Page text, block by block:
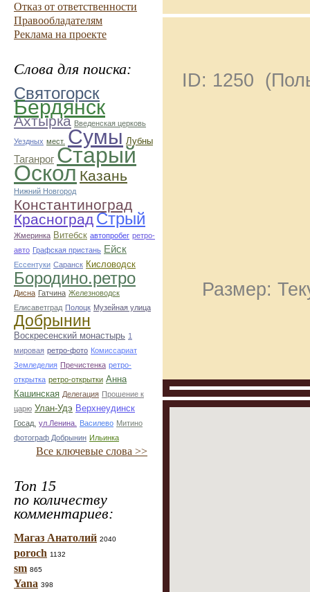
Отказ от ответственности
Правообладателям
Реклама на проекте
Слова для поиска:
Святогорск
Бердянск
Ахтырка Введенская церковь
Уездных мест. Сумы Лубны
Таганрог Старый
Оскол Казань
Нижний Новгород
Константиноград
КрасноградСтрый
Жмеринка Витебск автопробег ретро-
авто Графская пристань Ейск
Ессентуки Саранск Кисловодск
Бородино.ретро
Дисна Гатчина Железноводск
Елисаветград Полоцк Музейная улица
Добрынин
Воскресенский монастырь 1
мировая ретро-фото Комиссариат
Земледелия Пречистенка ретро-
открытка ретро-открытки Анна
Кашинская Делегация Прошение к
царю Улан-Удэ Верхнеудинск
Госад. ул.Ленина. Василево Митино
фотограф Добрынин Ильинка
Все ключевые слова >>
Топ 15
по количеству
комментариев:
Магаз Анатолий 2040
poroch 1132
sm 865
Yana 398
ID: 1250
Размер: